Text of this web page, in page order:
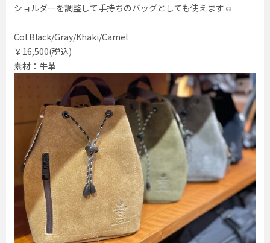
ショルダーを調整して手持ちのバッグとしても使えます☺︎︎
Col.Black/Gray/Khaki/Camel
￥16,500(税込)
素材：牛革